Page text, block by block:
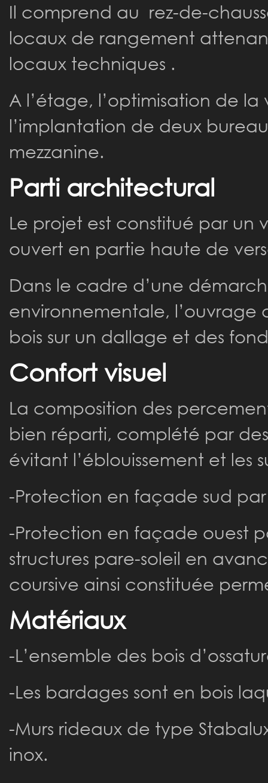
Il comprend au rez-de-
locaux de rangement
locaux techniques .
A l’étage, l’optimisation de
l’implantation de deux
mezzanine.
Parti architectural
Le projet est constitué par
ouvert en partie haute de
Dans le cadre d’une
environnementale, l’ouvrage
bois sur un dallage et des
Confort visuel
La composition des
bien réparti, complété par
évitant l’éblouissement et les
-Protection en façade sud
-Protection en façade ouest
structures pare-soleil en
coursive ainsi constituée
Matériaux
-L’ensemble des bois
-Les bardages sont en bois
-Murs rideaux de type
inox.